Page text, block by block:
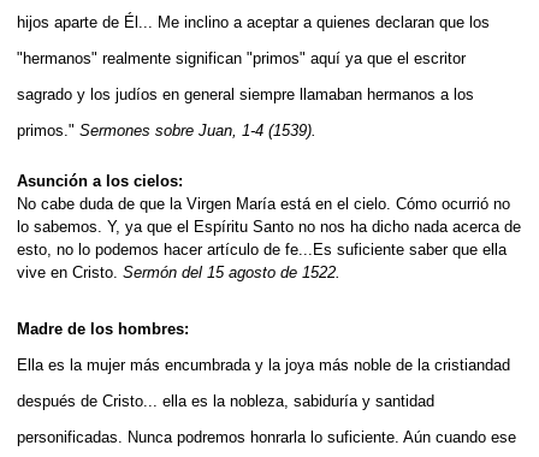
hijos aparte de Él... Me inclino a aceptar a quienes declaran que los
"hermanos" realmente significan "primos" aquí ya que el escritor
sagrado y los judíos en general siempre llamaban hermanos a los
primos." Sermones sobre Juan, 1-4 (1539).
Asunción a los cielos:
No cabe duda de que la Virgen María está en el cielo. Cómo ocurrió no
lo sabemos. Y, ya que el Espíritu Santo no nos ha dicho nada acerca de
esto, no lo podemos hacer artículo de fe...Es suficiente saber que ella
vive en Cristo. Sermón del 15 agosto de 1522.
Madre de los hombres:
Ella es la mujer más encumbrada y la joya más noble de la cristiandad
después de Cristo... ella es la nobleza, sabiduría y santidad
personificadas. Nunca podremos honrarla lo suficiente. Aún cuando ese